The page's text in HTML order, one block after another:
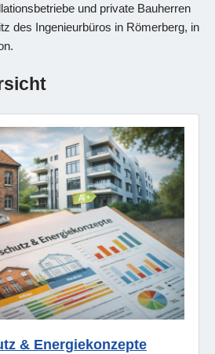
und private Bauherren
des Ingenieurbüros in Römerberg, in
& Energiekonzepte